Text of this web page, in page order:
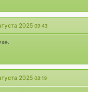
2025 09:43
2025 08:19